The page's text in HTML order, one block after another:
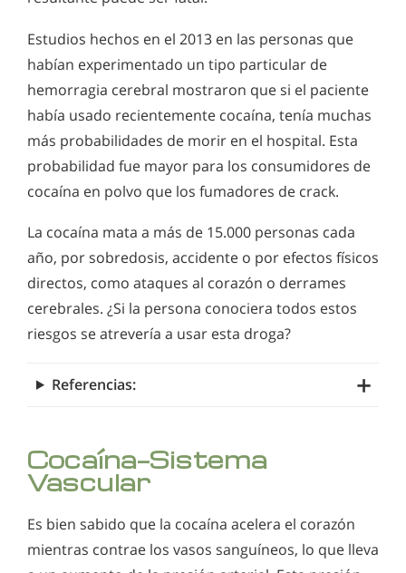
Estudios hechos en el 2013 en las personas que
habían experimentado un tipo particular de
hemorragia cerebral mostraron que si el paciente
había usado recientemente cocaína, tenía muchas
más probabilidades de morir en el hospital. Esta
probabilidad fue mayor para los consumidores de
cocaína en polvo que los fumadores de crack.
La cocaína mata a más de 15.000 personas cada
año, por sobredosis, accidente o por efectos físicos
directos, como ataques al corazón o derrames
cerebrales. ¿Si la persona conociera todos estos
riesgos se atrevería a usar esta droga?
Referencias:
Cocaína—Sistema
Vascular
Es bien sabido que la cocaína acelera el corazón
mientras contrae los vasos sanguíneos, lo que lleva